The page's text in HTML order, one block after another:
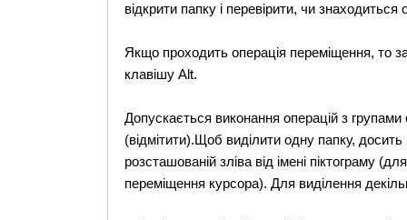
відкрити папку і перевірити, чи знаходиться
Якщо проходить операція переміщення, то
клавішу Alt.
Допускається виконання операцій з групами
(відмітити).Щоб виділити одну папку,
розсташованій зліва від імені піктограму
переміщення курсора). Для виділення